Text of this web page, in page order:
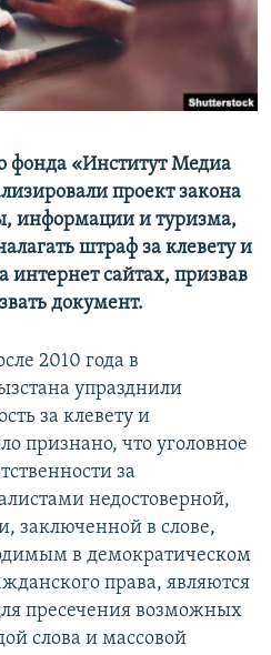
фонда «Институт Медиа
проект закона
информации и туризма,
штраф за клевету и
сайтах, призвав
документ.
2010 года в
упразднили
за клевету и
признано, что уголовное
за
недостоверной,
заключенной в слове,
в демократическом
права, являются
пресечения возможных
слова и массовой